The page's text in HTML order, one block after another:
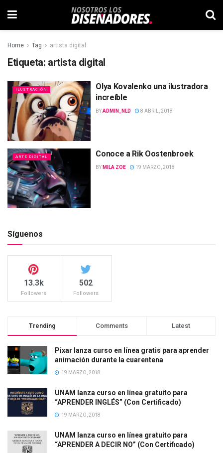
Home Tag artista digital
Etiqueta: artista digital
ILUSTRACIÓN
Olya Kovalenko una ilustradora
increíble
BYADMIN_NLD 8 ABRIL, 2018
ARTE DIGITAL Conoce a Rik Oostenbroek
BY MILA ZOE 19 MARZO, 2018
Síguenos
13.3k
Followers
502
Followers
Trending Comments Latest
Pixar lanza curso en línea gratis para aprender
animación durante la cuarentena
19 MARZO, 2018
UNAM lanza curso en línea gratuito para
“APRENDER INGLÉS” (Con Certificado)
19 MARZO, 2018
UNAM lanza curso en línea gratuito para
“APRENDER A DECIR NO” (Con Certificado)